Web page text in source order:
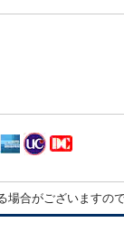
合がございますの